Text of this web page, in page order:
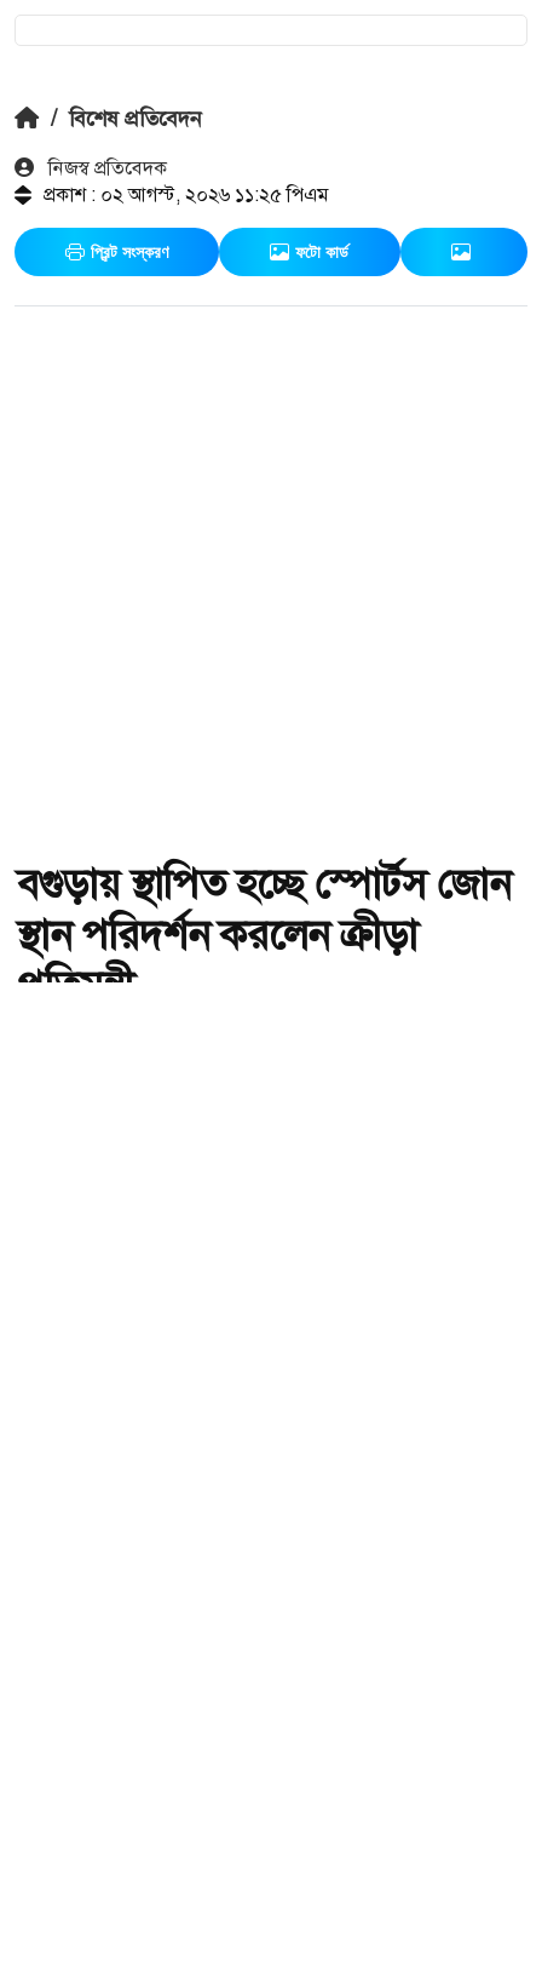
/ বিশেষ প্রতিবেদন
নিজস্ব প্রতিবেদক
প্রকাশ : ০২ আগস্ট, ২০২৬ ১১:২৫ পিএম
প্রিন্ট সংস্করণ ফটো কার্ড
বগুড়ায় স্থাপিত হচ্ছে স্পোর্টস জোন
স্থান পরিদর্শন করলেন ক্রীড়া
প্রতিমন্ত্রী